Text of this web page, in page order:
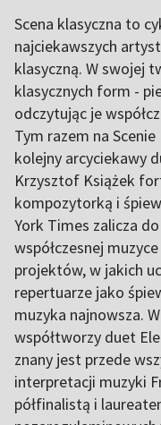
Scena klasyczna to
najciekawszych
klasyczną. W swojej
klasycznych form -
odczytując je
Tym razem na
kolejny arcyciekawy
Krzysztof Książek
kompozytorką i
York Times zalicza
współczesnej
projektów, w jakich
repertuarze jako
muzyka najnowsza.
współtworzy duet
znany jest przede
interpretacji muzyki
półfinalistą i